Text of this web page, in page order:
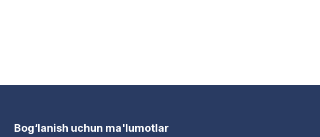
Bog‘lanish uchun ma'lumotlar